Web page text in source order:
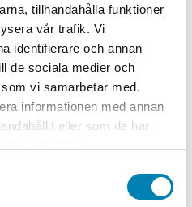
tillhandahålla funktioner
vår trafik. Vi
identifierare och annan
de sociala medier och
vi samarbetar med.
informationen med annan
eller som de har
och lås
på kranen
moms
på produktsidan
ämnen